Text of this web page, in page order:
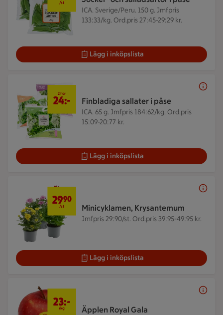
ICA. Sverige/Peru. 150 g. Jmfpris
133:33/kg. Ord.pris 27:45-29:29 kr.
/st
Lägg i inköpslista
Finbladiga sallater i påse
ICA. 65 g. Jmfpris 184:62/kg. Ord.pris
15:09-20:77 kr.
2 för
24:-
Lägg i inköpslista
Minicyklamen, Krysantemum
Jmfpris 29:90/st. Ord.pris 39:95-49:95 kr.
2990
/st
Lägg i inköpslista
Äpplen Royal Gala
23:-
/kg